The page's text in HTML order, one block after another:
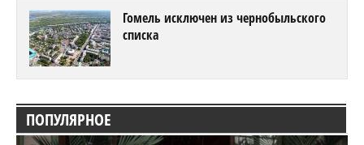
Гомель исключен из чернобыльского
списка
ПОПУЛЯРНОЕ